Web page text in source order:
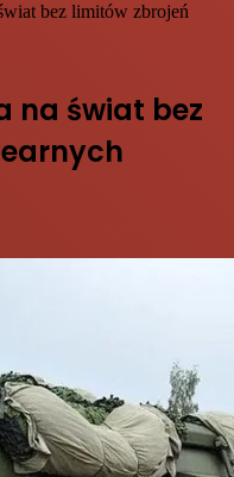
bez limitów zbrojeń
na świat bez